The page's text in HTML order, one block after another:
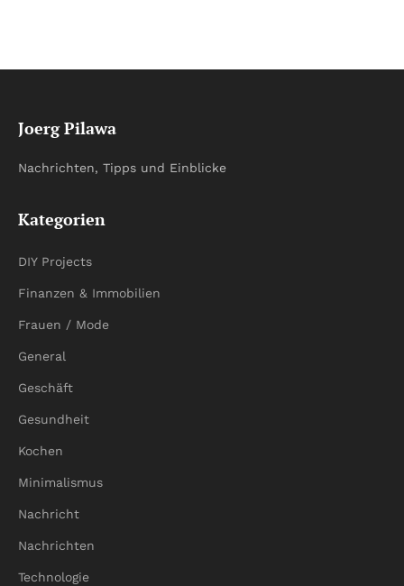
Joerg Pilawa
Nachrichten, Tipps und Einblicke
Kategorien
DIY Projects
Finanzen & Immobilien
Frauen / Mode
General
Geschäft
Gesundheit
Kochen
Minimalismus
Nachricht
Nachrichten
Technologie